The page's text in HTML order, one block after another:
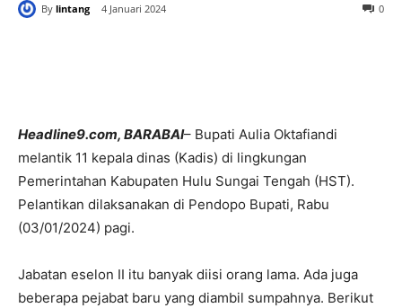
By lintang 4 Januari 2024 0
Headline9.com, BARABAI– Bupati Aulia Oktafiandi
melantik 11 kepala dinas (Kadis) di lingkungan
Pemerintahan Kabupaten Hulu Sungai Tengah (HST).
Pelantikan dilaksanakan di Pendopo Bupati, Rabu
(03/01/2024) pagi.
Jabatan eselon II itu banyak diisi orang lama. Ada juga
beberapa pejabat baru yang diambil sumpahnya. Berikut